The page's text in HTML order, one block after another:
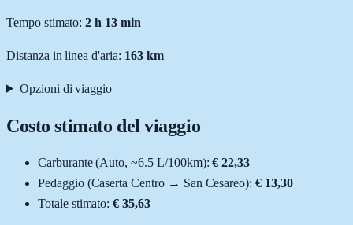
Tempo stimato:2 h 13 min
Distanza in linea d'aria: 163km
Opzioni di viaggio
Costo stimato del viaggio
Carburante (Auto, ~6.5 L/100km): € 22,33
Pedaggio (Caserta Centro→ San Cesareo): € 13,30
Totale stimato:€ 35,63